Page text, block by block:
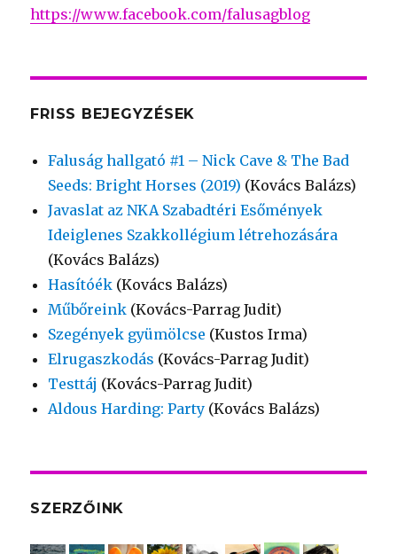
https://www.facebook.com/falusagblog
FRISS BEJEGYZÉSEK
Faluság hallgató #1 – Nick Cave & The Bad
Seeds: Bright Horses (2019) (Kovács Balázs)
Javaslat az NKA Szabadtéri Esőmények
Ideiglenes Szakkollégium létrehozására
(Kovács Balázs)
Hasítóék (Kovács Balázs)
Műbőreink (Kovács-Parrag Judit)
Szegények gyümölcse (Kustos Irma)
Elrugaszkodás (Kovács-Parrag Judit)
Testtáj (Kovács-Parrag Judit)
Aldous Harding: Party (Kovács Balázs)
SZERZŐINK